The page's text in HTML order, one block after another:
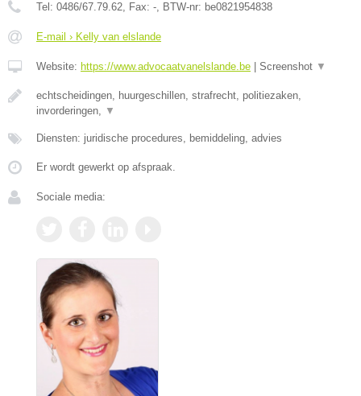
Tel: 0486/67.79.62, Fax: -, BTW-nr: be0821954838
E-mail › Kelly van elslande
Website: https://www.advocaatvanelslande.be Screenshot ▼
echtscheidingen, huurgeschillen, strafrecht, politiezaken,
invorderingen, ▼
Diensten: juridische procedures, bemiddeling, advies
Er wordt gewerkt op afspraak.
Sociale media: